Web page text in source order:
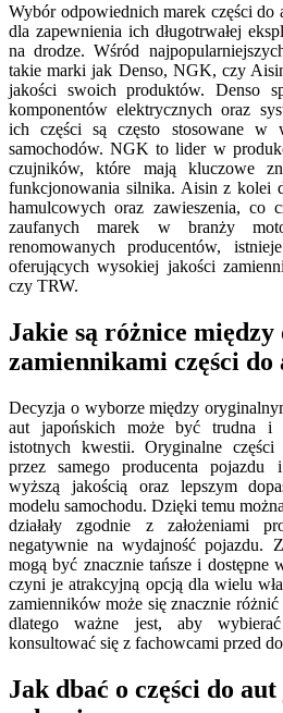
Wybór odpowiednich marek części do
dla zapewnienia ich długotrwałej
na drodze. Wśród
takie marki jak Denso, NGK, czy
jakości swoich produktów. Denso
komponentów elektrycznych oraz
ich części są często stosowane w
samochodów. NGK to lider w
czujników, które mają kluczowe
funkcjonowania silnika. Aisin z kolei
hamulcowych oraz zawieszenia, co
zaufanych marek w branży
renomowanych producentów,
oferujących wysokiej jakości
czy TRW.
Jakie są różnice
zamiennikami części
Decyzja o wyborze między
aut japońskich może być trudna i
istotnych kwestii. Oryginalne części
przez samego producenta pojazdu
wyższą jakością oraz lepszym
modelu samochodu. Dzięki temu
działały zgodnie z założeniami
negatywnie na wydajność pojazdu.
mogą być znacznie tańsze i dostępne
czyni je atrakcyjną opcją dla wielu
zamienników może się znacznie
dlatego ważne jest, aby
konsultować się z fachowcami przed
Jak dbać o części do